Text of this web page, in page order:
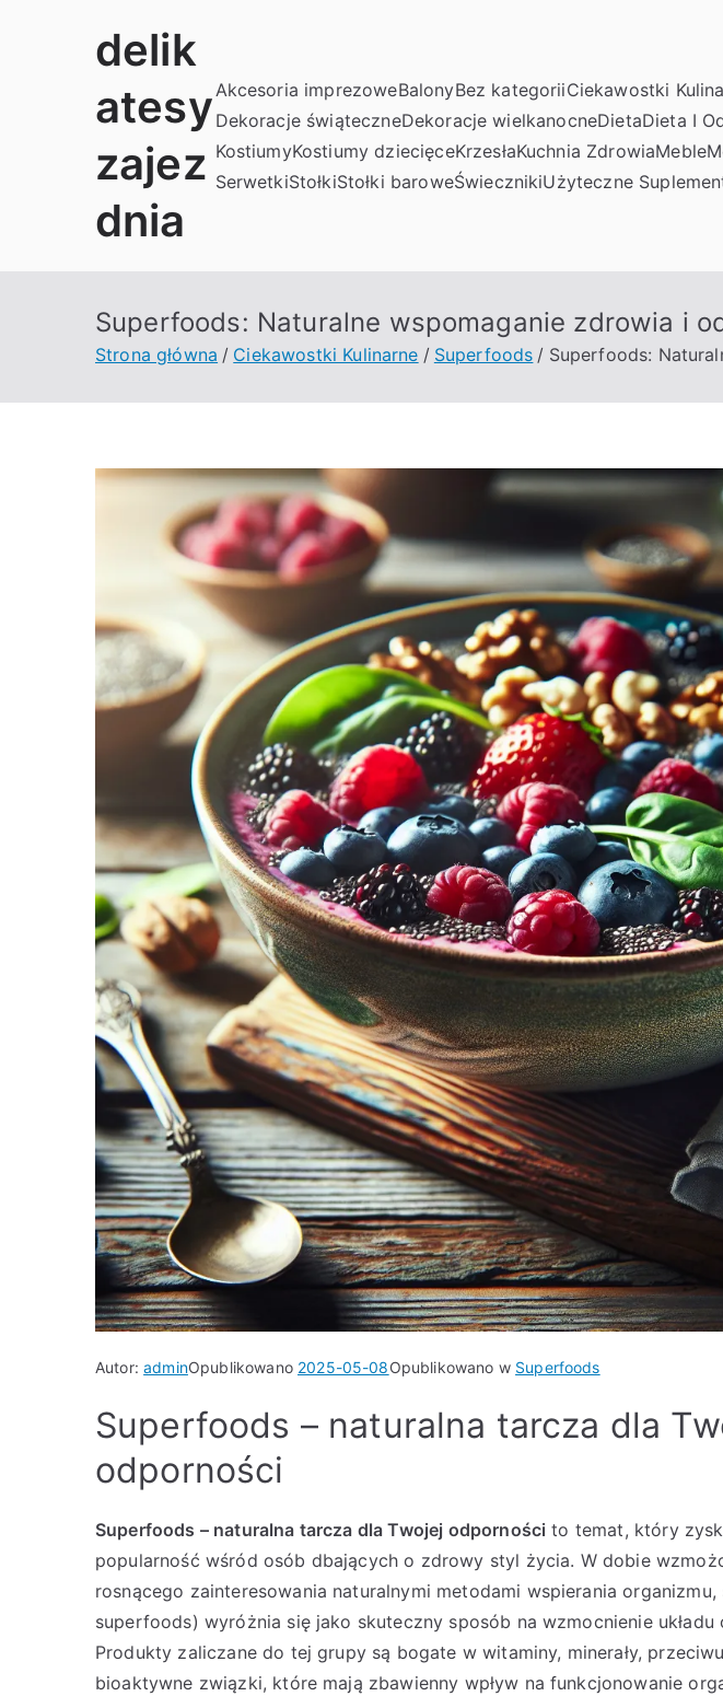
delik
atesy
zajez
dnia
Akcesoria imprezoweBalonyBez kategoriiCiekawostki
Dekoracje świąteczneDekoracje wielkanocneDietaDieta I
KostiumyKostiumy dziecięceKrzesłaKuchnia ZdrowiaMeble
SerwetkiStołkiStołki baroweŚwiecznikiUżyteczne
Superfoods: Naturalne wspomaganie zdrowia i
Strona główna Ciekawostki Kulinarne Superfoods Superfoods:
Autor:adminOpublikowano 2025-05-08Opublikowano w Superfoods
Superfoods – naturalna tarcza dla
odporności
Superfoods – naturalna tarcza dla Twojej odporności to temat, który
popularność wśród osób dbających o zdrowy styl życia. W dobie
rosnącego zainteresowania naturalnymi metodami wspierania
superfoods) wyróżnia się jako skuteczny sposób na wzmocnienie układu
Produkty zaliczane do tej grupy są bogate w witaminy, minerały,
bioaktywne związki, które mają zbawienny wpływ na funkcjonowanie